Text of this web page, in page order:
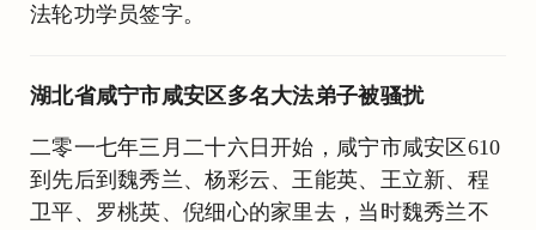
法轮功学员签字。
湖北省咸宁市咸安区多名大法弟子被骚扰
二零一七年三月二十六日开始，咸宁市咸安区610
到先后到魏秀兰、杨彩云、王能英、王立新、程
卫平、罗桃英、倪细心的家里去，当时魏秀兰不